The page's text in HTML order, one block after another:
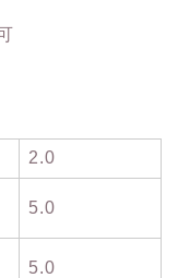
2.0
5.0
5.0